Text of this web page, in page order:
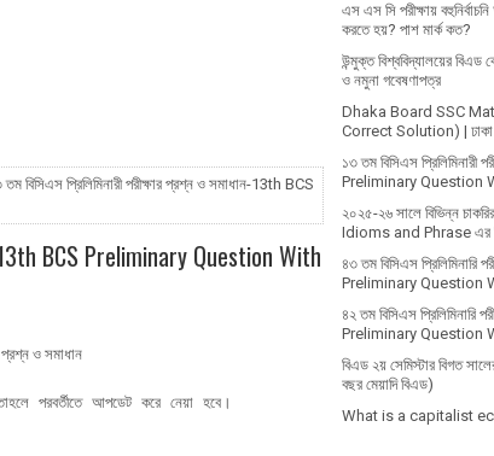
বিসিএস প্রি‌লি‌মিনারী পরীক্ষার প্রশ্ন ও সমাধান-13th BCS
13th BCS Preliminary Question With
প্রশ্ন ও সমাধান
পরবর্তীতে আপডেট করে নেয়া হবে।
এস এস সি পরীক্ষায়
করতে হয়? পাশ মার্ক কত?
উন্মুক্ত বিশ্ববিদ্যালয়ের বিএড
ও নমুনা গবেষণাপত্র
Dhaka Board SSC
Correct Solution) | ঢাকা
১৩ তম বিসিএস প্রি‌লি‌মিনারী
Preliminary
২০২৫-২৬ সালে বিভিন্ন
Idioms and Phrase এর
৪৩ তম বিসিএস প্রিলিমিনারি
Preliminary
৪২ তম বিসিএস প্রিলিমিনারি
Preliminary
বিএড ২য় সেমিস্টার বিগত
বছর মেয়াদি বিএড)
What is a capitalist